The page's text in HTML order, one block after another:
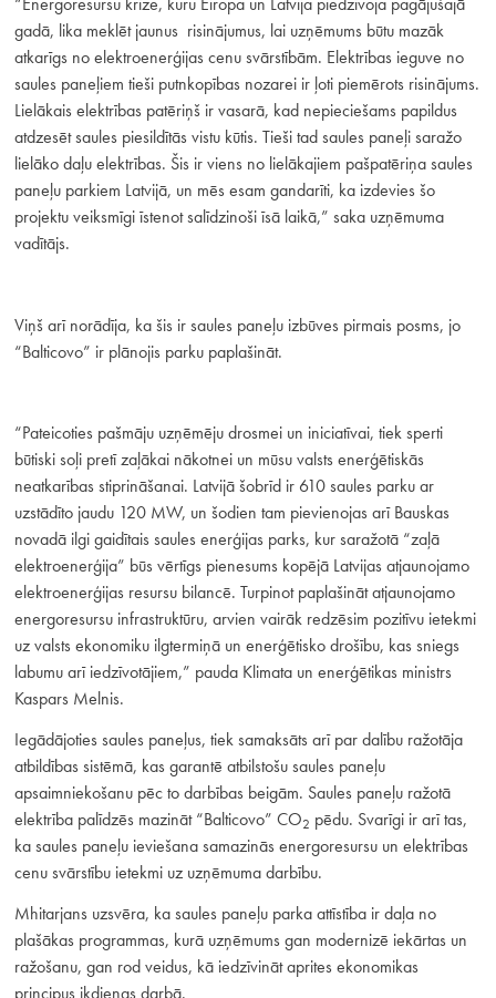
gadā, lika meklēt jaunus risinājumus, lai uzņēmums būtu mazāk
atkarīgs no elektroenerģijas cenu svārstībām. Elektrības ieguve no
saules paneļiem tieši putnkopības nozarei ir ļoti piemērots risinājums.
Lielākais elektrības patēriņš ir vasarā, kad nepieciešams papildus
atdzesēt saules piesildītās vistu kūtis. Tieši tad saules paneļi saražo
lielāko daļu elektrības. Šis ir viens no lielākajiem pašpatēriņa saules
paneļu parkiem Latvijā, un mēs esam gandarīti, ka izdevies šo
projektu veiksmīgi īstenot salīdzinoši īsā laikā,” saka uzņēmuma
vadītājs.
Viņš arī norādīja, ka šis ir saules paneļu izbūves pirmais posms, jo
“Balticovo” ir plānojis parku paplašināt.
“Pateicoties pašmāju uzņēmēju drosmei un iniciatīvai, tiek sperti
būtiski soļi pretī zaļākai nākotnei un mūsu valsts enerģētiskās
neatkarības stiprināšanai. Latvijā šobrīd ir 610 saules parku ar
uzstādīto jaudu 120 MW, un šodien tam pievienojas arī Bauskas
novadā ilgi gaidītais saules enerģijas parks, kur saražotā “zaļā
elektroenerģija” būs vērtīgs pienesums kopējā Latvijas atjaunojamo
elektroenerģijas resursu bilancē. Turpinot paplašināt atjaunojamo
energoresursu infrastruktūru, arvien vairāk redzēsim pozitīvu ietekmi
uz valsts ekonomiku ilgtermiņā un enerģētisko drošību, kas sniegs
labumu arī iedzīvotājiem,” pauda Klimata un enerģētikas ministrs
Kaspars Melnis.
Iegādājoties saules paneļus, tiek samaksāts arī par dalību ražotāja
atbildības sistēmā, kas garantē atbilstošu saules paneļu
apsaimniekošanu pēc to darbības beigām. Saules paneļu ražotā
elektrība palīdzēs mazināt “Balticovo” CO2 pēdu. Svarīgi ir arī tas,
ka saules paneļu ieviešana samazinās energoresursu un elektrības
cenu svārstību ietekmi uz uzņēmuma darbību.
Mhitarjans uzsvēra, ka saules paneļu parka attīstība ir daļa no
plašākas programmas, kurā uzņēmums gan modernizē iekārtas un
ražošanu, gan rod veidus, kā iedzīvināt aprites ekonomikas
principus ikdienas darbā.